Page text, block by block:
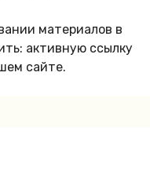
материалов в
активную ссылку
сайте.